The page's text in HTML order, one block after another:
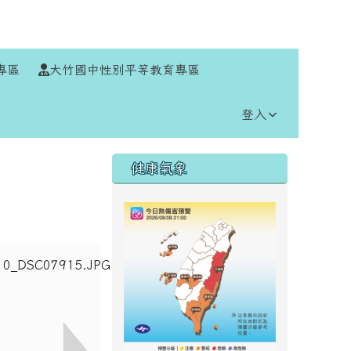
區 大竹國中性別平等教育專區
登入
右邊區域內容
健康氣象